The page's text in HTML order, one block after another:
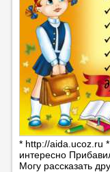
* http://aida.ucoz.ru
интересно
Могу рассказать